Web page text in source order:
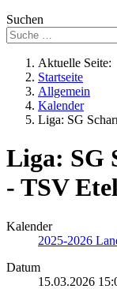
Suchen
Aktuelle Seite:
Startseite
Allgemein
Kalender
Liga: SG
Liga: SG
- TSV
Kalender
2025-2026
Datum
15.03.2026